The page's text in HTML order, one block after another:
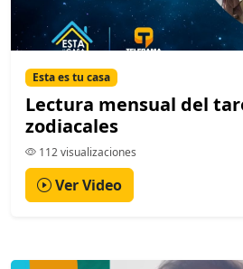
Esta es tu casa
Lectura mensual del
zodiacales
112 visualizaciones
Ver Video